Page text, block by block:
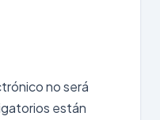
no será
están